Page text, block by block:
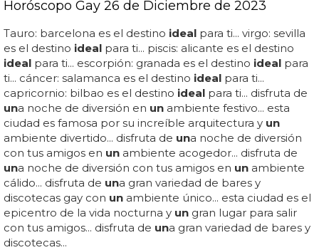
Horóscopo Gay 26 de Diciembre de 2023
Tauro: barcelona es el destino ideal para ti... virgo: sevilla
es el destino ideal para ti... piscis: alicante es el destino
ideal para ti... escorpión: granada es el destino ideal para
ti... cáncer: salamanca es el destino ideal para ti...
capricornio: bilbao es el destino ideal para ti... disfruta de
una noche de diversión en un ambiente festivo... esta
ciudad es famosa por su increíble arquitectura y un
ambiente divertido... disfruta de una noche de diversión
con tus amigos en un ambiente acogedor... disfruta de
una noche de diversión con tus amigos en un ambiente
cálido... disfruta de una gran variedad de bares y
discotecas gay con un ambiente único... esta ciudad es el
epicentro de la vida nocturna y un gran lugar para salir
con tus amigos... disfruta de una gran variedad de bares y
discotecas...